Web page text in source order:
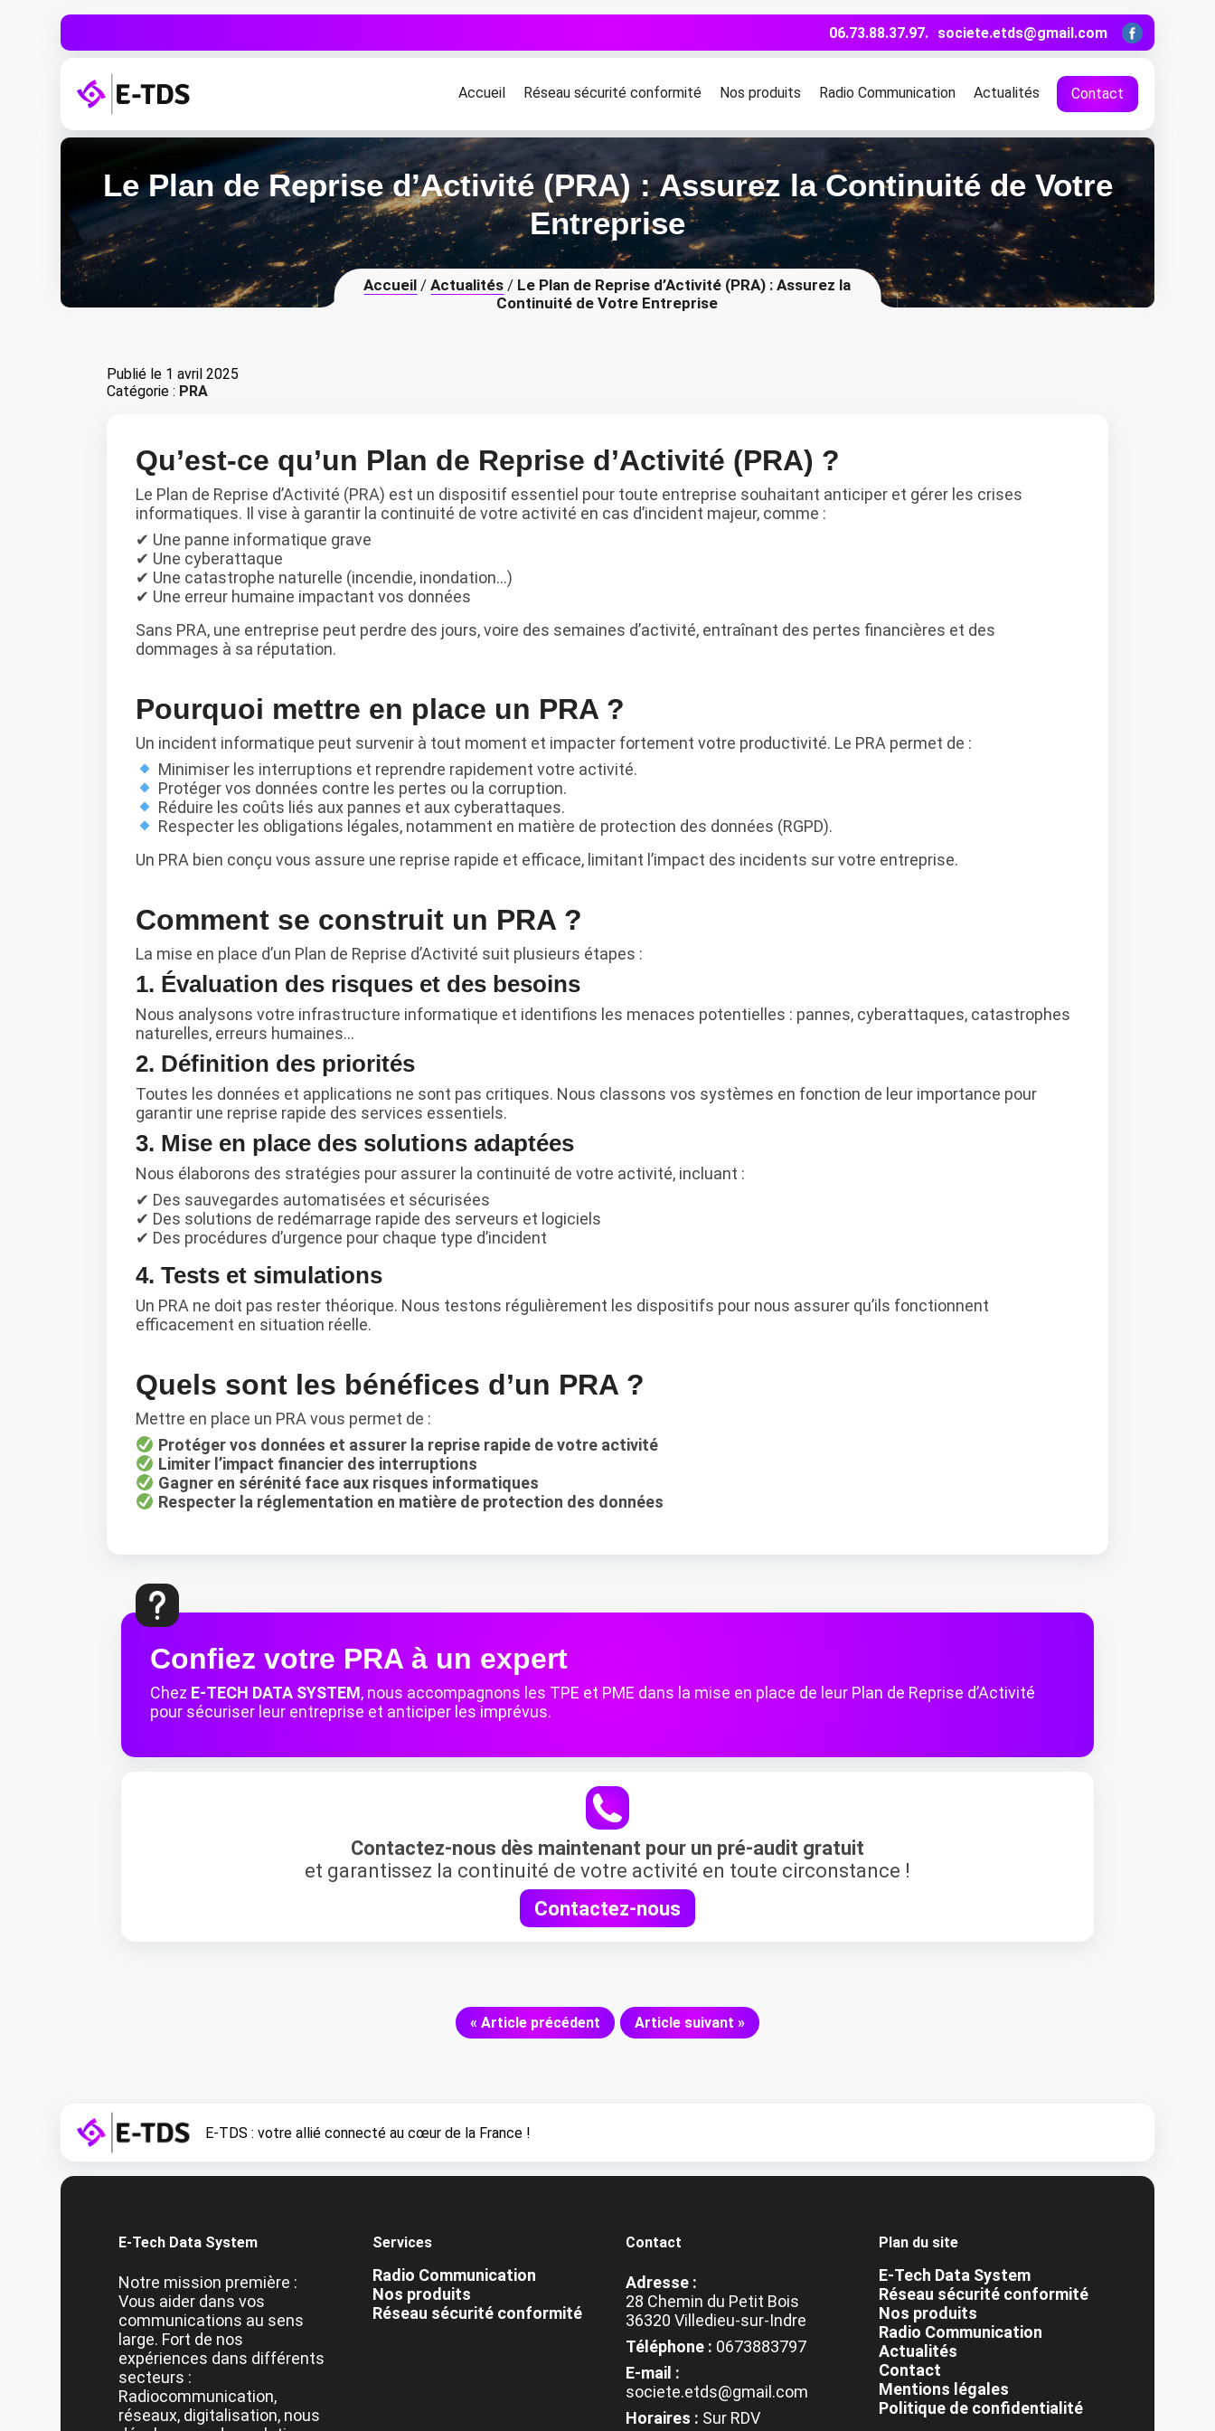
06.73.88.37.97. societe.etds@gmail.com
Accueil Réseau sécurité conformité Nos produits Radio Communication Actualités Contact
Le Plan de Reprise d’Activité (PRA) : Assurez la Continuité de Votre
Entreprise
Accueil /Actualités / Le Plan de Reprise d’Activité (PRA) : Assurez la
Continuité de Votre Entreprise
Publié le 1 avril 2025
Catégorie : PRA
Qu’est-ce qu’un Plan de Reprise d’Activité (PRA) ?
Le Plan de Reprise d’Activité (PRA) est un dispositif essentiel pour toute entreprise souhaitant anticiper et gérer les crises
informatiques. Il vise à garantir la continuité de votre activité en cas d’incident majeur, comme :
✔ Une panne informatique grave
✔ Une cyberattaque
✔ Une catastrophe naturelle (incendie, inondation…)
✔ Une erreur humaine impactant vos données
Sans PRA, une entreprise peut perdre des jours, voire des semaines d’activité, entraînant des pertes financières et des
dommages à sa réputation.
Pourquoi mettre en place un PRA ?
Un incident informatique peut survenir à tout moment et impacter fortement votre productivité. Le PRA permet de :
Minimiser les interruptions et reprendre rapidement votre activité.
Protéger vos données contre les pertes ou la corruption.
Réduire les coûts liés aux pannes et aux cyberattaques.
Respecter les obligations légales, notamment en matière de protection des données (RGPD).
Un PRA bien conçu vous assure une reprise rapide et efficace, limitant l’impact des incidents sur votre entreprise.
Comment se construit un PRA ?
La mise en place d’un Plan de Reprise d’Activité suit plusieurs étapes :
1. Évaluation des risques et des besoins
Nous analysons votre infrastructure informatique et identifions les menaces potentielles : pannes, cyberattaques, catastrophes
naturelles, erreurs humaines…
2. Définition des priorités
Toutes les données et applications ne sont pas critiques. Nous classons vos systèmes en fonction de leur importance pour
garantir une reprise rapide des services essentiels.
3. Mise en place des solutions adaptées
Nous élaborons des stratégies pour assurer la continuité de votre activité, incluant :
✔ Des sauvegardes automatisées et sécurisées
✔ Des solutions de redémarrage rapide des serveurs et logiciels
✔ Des procédures d’urgence pour chaque type d’incident
4. Tests et simulations
Un PRA ne doit pas rester théorique. Nous testons régulièrement les dispositifs pour nous assurer qu’ils fonctionnent
efficacement en situation réelle.
Quels sont les bénéfices d’un PRA ?
Mettre en place un PRA vous permet de :
Protéger vos données et assurer la reprise rapide de votre activité
Limiter l’impact financier des interruptions
Gagner en sérénité face aux risques informatiques
Respecter la réglementation en matière de protection des données
Confiez votre PRA à un expert
Chez E-TECH DATA SYSTEM, nous accompagnons les TPE et PME dans la mise en place de leur Plan de Reprise d’Activité
pour sécuriser leur entreprise et anticiper les imprévus.
Contactez-nous dès maintenant pour un pré-audit gratuit
et garantissez la continuité de votre activité en toute circonstance !
Contactez-nous
« Article précédent Article suivant »
E-TDS : votre allié connecté au cœur de la France !
E-Tech Data System
Notre mission première :
Vous aider dans vos
communications au sens
large. Fort de nos
expériences dans différents
secteurs :
Radiocommunication,
réseaux, digitalisation, nous
Services
Radio Communication
Nos produits
Réseau sécurité conformité
Contact
Adresse :
28 Chemin du Petit Bois
36320 Villedieu-sur-Indre
Téléphone : 0673883797
E-mail :
societe.etds@gmail.com
Horaires : Sur RDV
Plan du site
E-Tech Data System
Réseau sécurité conformité
Nos produits
Radio Communication
Actualités
Contact
Mentions légales
Politique de confidentialité